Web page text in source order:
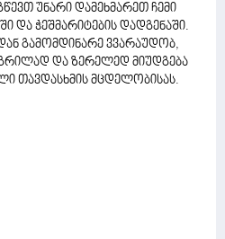
უნარი დამეხმარეთ ჩემი
და ჭეშმარიტების დადგენაში.
გამომდინარე ვვარაუდობ,
და ზერელედ მიუდგება
თავდასხმის მცდელობისას.